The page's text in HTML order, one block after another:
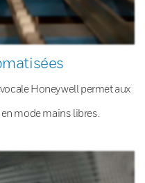
Honeywell permet aux
mode mains libres.